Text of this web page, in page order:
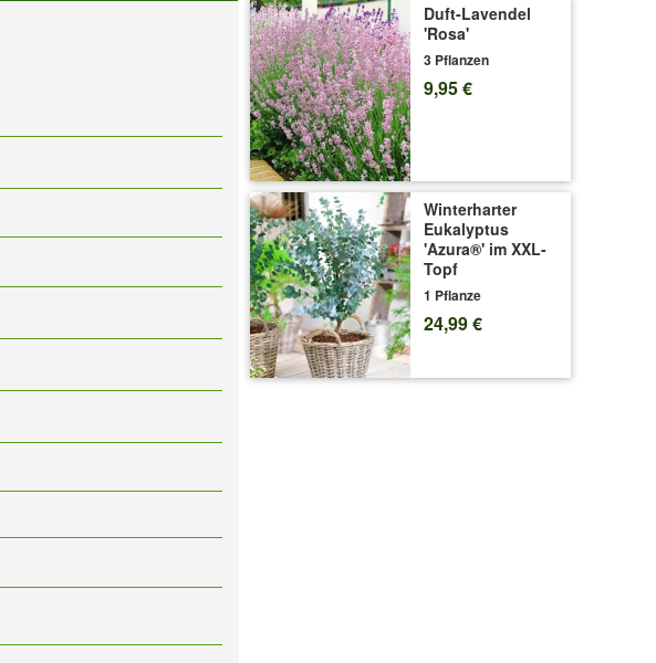
Duft-Lavendel
'Rosa'
3 Pflanzen
9,95 €
Winterharter
Eukalyptus
'Azura®' im XXL-
Topf
1 Pflanze
24,99 €